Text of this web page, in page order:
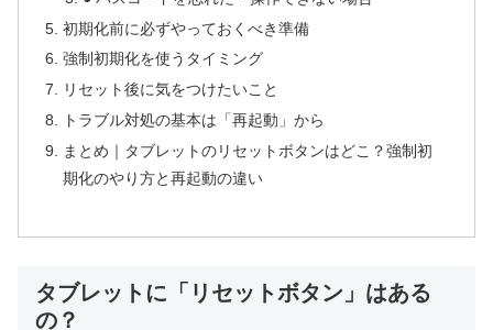
初期化前に必ずやっておくべき準備
強制初期化を使うタイミング
リセット後に気をつけたいこと
トラブル対処の基本は「再起動」から
まとめ｜タブレットのリセットボタンはどこ？強制初
期化のやり方と再起動の違い
タブレットに「リセットボタン」はある
の？